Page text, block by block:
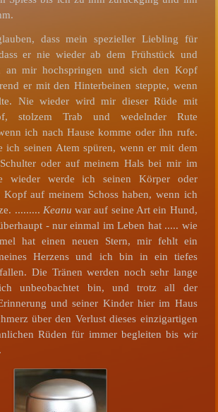
dass mein spezieller Liebling für
er nie wieder ab dem Frühstück und
an mir hochspringen und sich den Kopf
er mit den Hinterbeinen steppte, wenn
Nie wieder wird mir dieser Rüde mit
stolzem Trab und wedelnder Rute
ich nach Hause komme oder ihn rufe.
ich seinen Atem spüren, wenn er mit dem
oder auf meinem Hals bei mir im
wieder werde ich seinen Körper oder
Kopf auf meinem Schoss haben, wenn ich
......... Keanu war auf seine Art ein Hund,
- nur einmal im Leben hat ..... wie
hat einen neuen Stern, mir fehlt ein
Herzens und ich bin in ein tiefes
Die Tränen werden noch sehr lange
unbeobachtet bin, und trotz all der
und seiner Kinder hier im Haus
über den Verlust dieses einzigartigen
Rüden für immer begleiten bis wir